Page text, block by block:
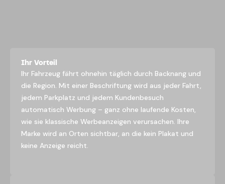
Ihr Vorteil
Ihr Fahrzeug fährt ohnehin täglich durch Backnang und
die Region. Mit einer Beschriftung wird aus jeder Fahrt,
jedem Parkplatz und jedem Kundenbesuch
automatisch Werbung – ganz ohne laufende Kosten,
wie sie klassische Werbeanzeigen verursachen. Ihre
Marke wird an Orten sichtbar, an die kein Plakat und
keine Anzeige reicht.